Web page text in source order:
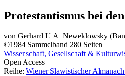
Protestantismus bei
von Gerhard U.A. Neweklowsky
©1984 Sammelband 280 Seiten
Wissenschaft, Gesellschaft &
Open Access
Reihe: Wiener Slawistischer